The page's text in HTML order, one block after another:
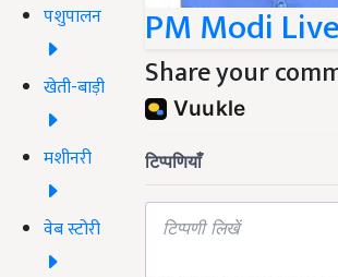
पशुपालन
खेती-बाड़ी
मशीनरी
वेब स्टोरी
PM Modi
Share your